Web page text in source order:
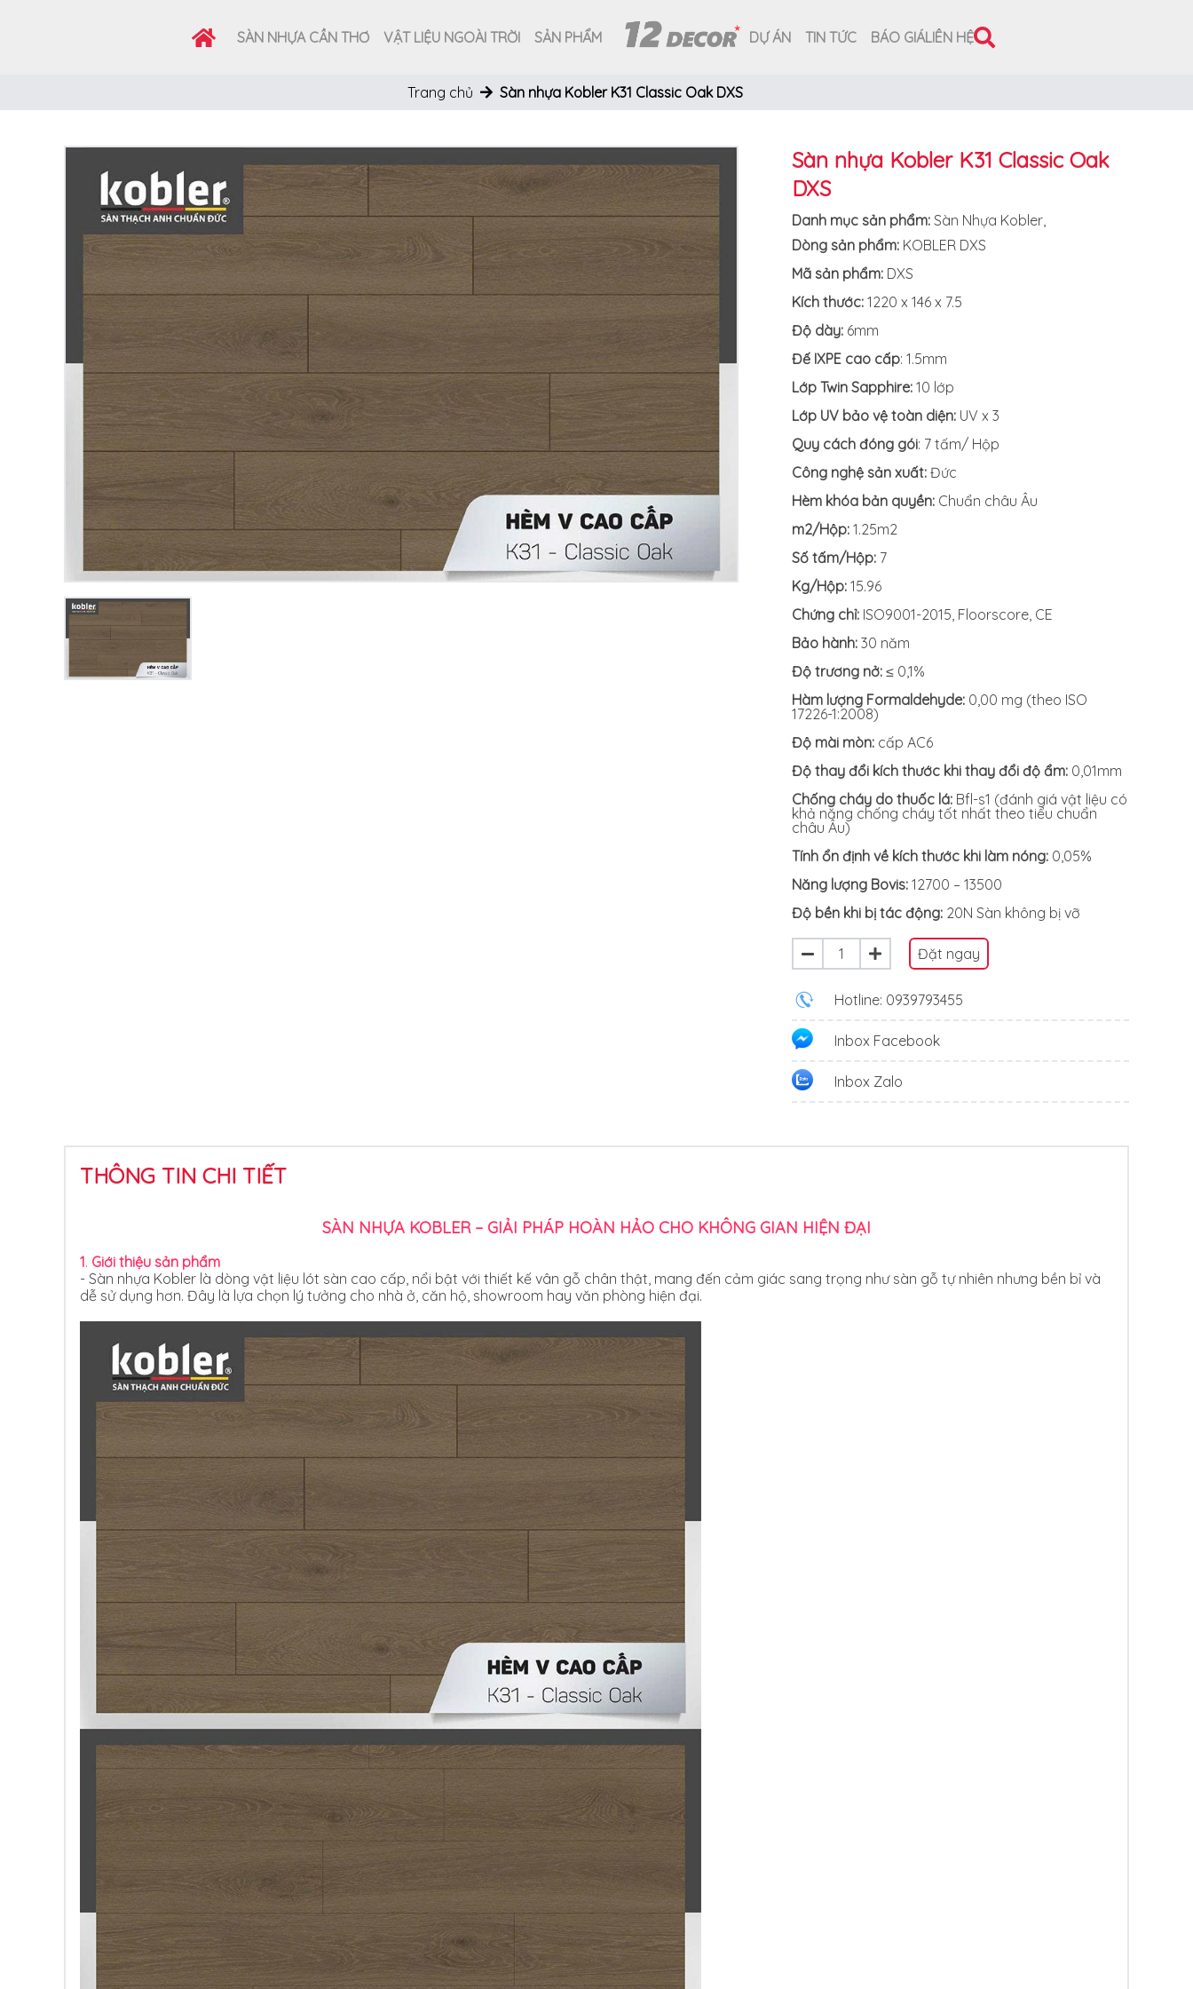
SÀN NHỰA CẦN THƠ VẬT LIỆU NGOÀI TRỜI SẢN PHẨM DỰ ÁN TIN TỨC BÁO GIÁLIÊN HỆ
Trang chủ Sàn nhựa Kobler K31 Classic Oak DXS
Sàn nhựa Kobler K31 Classic Oak
DXS
Danh mục sản phẩm: Sàn Nhựa Kobler
Dòng sản phẩm: KOBLER DXS
Mã sản phẩm: DXS
Kích thước: 1220 x 146 x 7.5
Độ dày: 6mm
Đế IXPE cao cấp: 1.5mm
Lớp Twin Sapphire: 10 lớp
Lớp UV bảo vệ toàn diện: UV x 3
Quy cách đóng gói: 7 tấm/ Hộp
Công nghệ sản xuất: Đức
Hèm khóa bản quyền: Chuẩn châu Âu
m2/Hộp: 1.25m2
Số tấm/Hộp: 7
Kg/Hộp: 15.96
Chứng chỉ: ISO9001-2015, Floorscore, CE
Bảo hành: 30 năm
Độ trương nở: ≤ 0,1%
Hàm lượng Formaldehyde: 0,00 mg (theo ISO
17226-1:2008)
Độ mài mòn: cấp AC6
Độ thay đổi kích thước khi thay đổi độ ẩm: 0,01mm
Chống cháy do thuốc lá: Bfl-s1 (đánh giá vật liệu có
khả năng chống cháy tốt nhất theo tiểu chuẩn
châu Âu)
Tính ổn định về kích thước khi làm nóng: 0,05%
Năng lượng Bovis: 12700 – 13500
Độ bền khi bị tác động: 20N Sàn không bị vỡ
Đặt ngay
Hotline: 0939793455
Inbox Facebook
Inbox Zalo
THÔNG TIN CHI TIẾT
SÀN NHỰA KOBLER – GIẢI PHÁP HOÀN HẢO CHO KHÔNG GIAN HIỆN ĐẠI
1. Giới thiệu sản phẩm
- Sàn nhựa Kobler là dòng vật liệu lót sàn cao cấp, nổi bật với thiết kế vân gỗ chân thật, mang đến cảm giác sang trọng như sàn gỗ tự nhiên nhưng bền bỉ và
dễ sử dụng hơn. Đây là lựa chọn lý tưởng cho nhà ở, căn hộ, showroom hay văn phòng hiện đại.